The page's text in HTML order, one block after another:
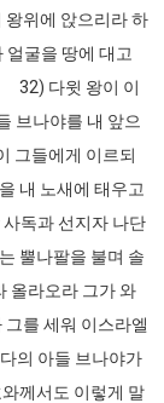
왕위에 앉으리라 하
굴을 땅에 대고
32) 다윗 왕이 이
브나야를 내 앞으
그들에게 이르되
내 노새에 태우고
독과 선지자 나단
뿔나팔을 불며 솔
올라오라 그가 와
를 세워 이스라엘
의 아들 브나야가
께서도 이렇게 말